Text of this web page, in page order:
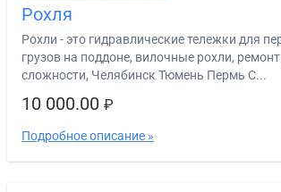
Рохля
Рохли - это гидравлические тележки для
грузов на поддоне, вилочные рохли,
сложности, Челябинск Тюмень Пермь С...
10 000.00 ₽
Подробное описание »